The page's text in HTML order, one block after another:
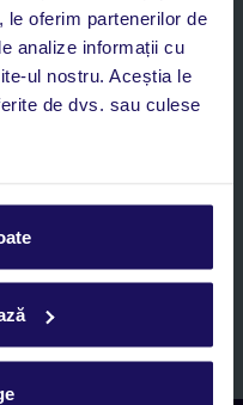
le oferim partenerilor de
analize informații cu
ul nostru. Aceștia le
de dvs. sau culese
mele personale de către TUI
în cadrul și în scopul
de comunicare (e-mail),
de apelare automată.